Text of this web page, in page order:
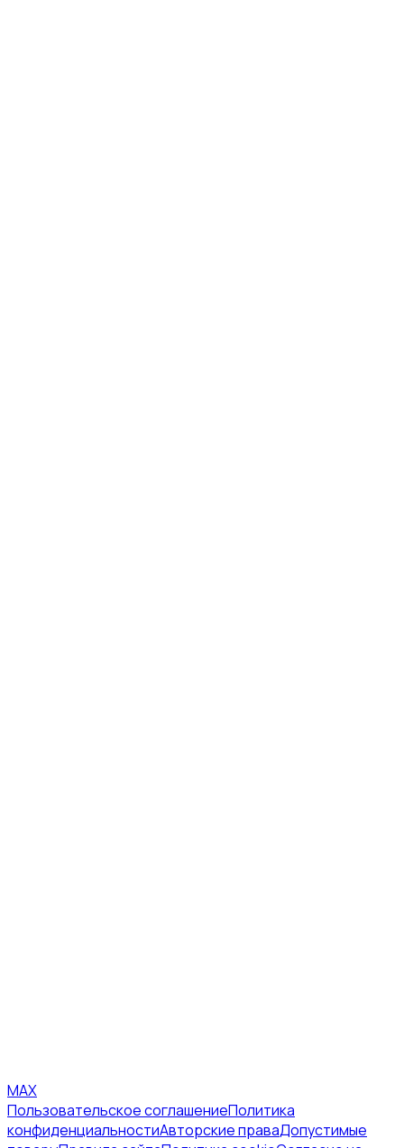
MAX
Пользовательское соглашениеПолитика
конфиденциальностиАвторские праваДопустимые